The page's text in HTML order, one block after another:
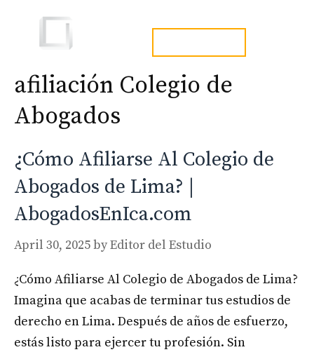
content
afiliación Colegio de
Abogados
¿Cómo Afiliarse Al Colegio de
Abogados de Lima? |
AbogadosEnIca.com
April 30, 2025byEditor del Estudio
¿Cómo Afiliarse Al Colegio de Abogados de Lima?
Imagina que acabas de terminar tus estudios de
derecho en Lima. Después de años de esfuerzo,
estás listo para ejercer tu profesión. Sin